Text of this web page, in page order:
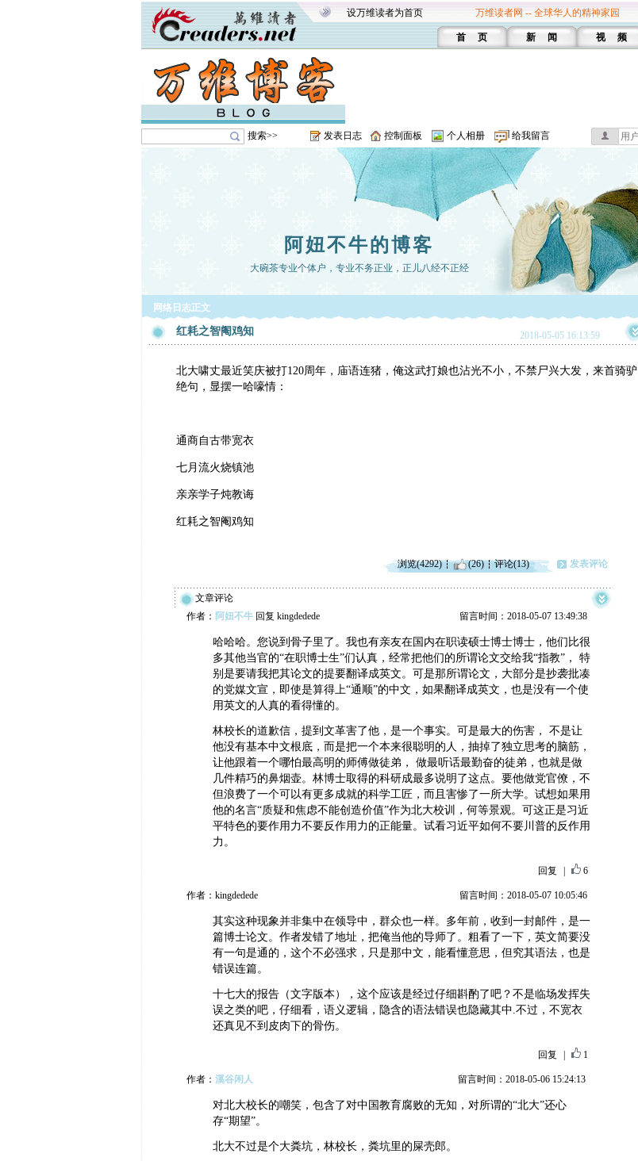
设万维读者为首页 万维读者网 -- 全球华人的精神家园
首 页 新 闻 视 频
搜索>> 发表日志 控制面板 个人相册 给我留言
阿妞不牛的博客
大碗茶专业个体户，专业不务正业，正儿八经不正经
网络日志正文
红耗之智阉鸡知 2018-05-05 16:13:59
北大啸丈最近笑庆被打120周年，庙语连猪，俺这武打娘也沾光不小，不禁尸兴大发，来首骑驴
绝句，显摆一哈嚎情：
通商自古带宽衣
七月流火烧镇池
亲亲学子炖教诲
红耗之智阉鸡知
浏览(4292) (26) 评论(13) 发表评论
文章评论
作者： 阿妞不牛回复 kingdedede 留言时间：2018-05-07 13:49:38
哈哈哈。您说到骨子里了。我也有亲友在国内在职读硕士博士博士，他们比很
多其他当官的“在职博士生”们认真，经常把他们的所谓论文交给我“指教”， 特
别是要请我把其论文的提要翻译成英文。可是那所谓论文，大部分是抄袭批凑
的党媒文宣，即使是算得上“通顺”的中文，如果翻译成英文，也是没有一个使
用英文的人真的看得懂的。
林校长的道歉信，提到文革害了他，是一个事实。可是最大的伤害， 不是让
他没有基本中文根底，而是把一个本来很聪明的人，抽掉了独立思考的脑筋，
让他跟着一个哪怕最高明的师傅做徒弟， 做最听话最勤奋的徒弟，也就是做
几件精巧的鼻烟壶。林博士取得的科研成最多说明了这点。要他做党官僚，不
但浪费了一个可以有更多成就的科学工匠，而且害惨了一所大学。试想如果用
他的名言“质疑和焦虑不能创造价值”作为北大校训，何等景观。可这正是习近
平特色的要作用力不要反作用力的正能量。试看习近平如何不要川普的反作用
力。
回复 6
作者：kingdedede 留言时间：2018-05-07 10:05:46
其实这种现象并非集中在领导中，群众也一样。多年前，收到一封邮件，是一
篇博士论文。作者发错了地址，把俺当他的导师了。粗看了一下，英文简要没
有一句是通的，这个不必强求，只是那中文，能看懂意思，但究其语法，也是
错误连篇。
十七大的报告（文字版本），这个应该是经过仔细斟酌了吧？不是临场发挥失
误之类的吧，仔细看，语义逻辑，隐含的语法错误也隐藏其中.不过，不宽衣
还真见不到皮肉下的骨伤。
回复 1
作者： 溪谷闲人 留言时间：2018-05-06 15:24:13
对北大校长的嘲笑，包含了对中国教育腐败的无知，对所谓的“北大”还心
存“期望”。
北大不过是个大粪坑，林校长，粪坑里的屎壳郎。